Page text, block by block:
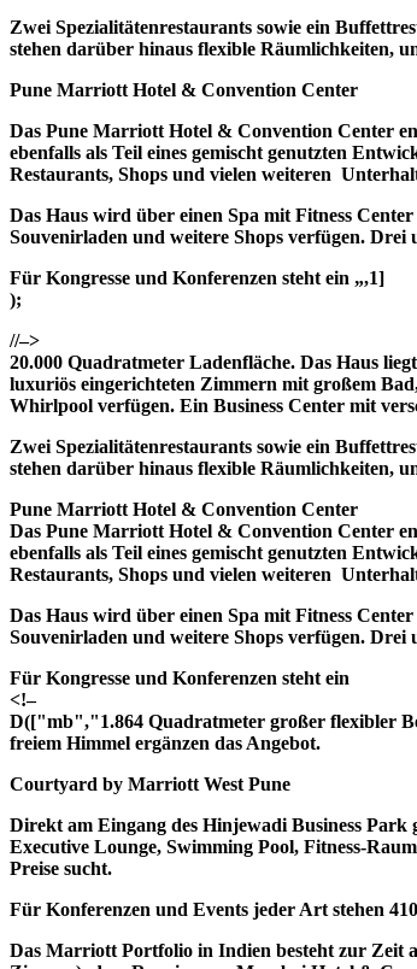
Zwei Spezialitätenrestaurants sowie ein
stehen darüber hinaus flexible Räumlichkeiten,
Pune Marriott Hotel & Convention Center
Das Pune Marriott Hotel & Convention Center
ebenfalls als Teil eines gemischt genutzten
Restaurants, Shops und vielen weiteren
Das Haus wird über einen Spa mit Fitness
Souvenirladen und weitere Shops verfügen.
Für Kongresse und Konferenzen steht ein „,1]
);
//–>
20.000 Quadratmeter Ladenfläche. Das Haus
luxuriös eingerichteten Zimmern mit großem
Whirlpool verfügen. Ein Business Center mit
Zwei Spezialitätenrestaurants sowie ein
stehen darüber hinaus flexible Räumlichkeiten,
Pune Marriott Hotel & Convention Center
Das Pune Marriott Hotel & Convention Center
ebenfalls als Teil eines gemischt genutzten
Restaurants, Shops und vielen weiteren
Das Haus wird über einen Spa mit Fitness
Souvenirladen und weitere Shops verfügen.
Für Kongresse und Konferenzen steht ein
<!–
D(["mb","1.864 Quadratmeter großer flexibler
freiem Himmel ergänzen das Angebot.
Courtyard by Marriott West Pune
Direkt am Eingang des Hinjewadi Business
Executive Lounge, Swimming Pool, Fitness-
Preise sucht.
Für Konferenzen und Events jeder Art stehen
Das Marriott Portfolio in Indien besteht zur Zeit